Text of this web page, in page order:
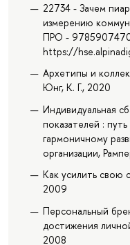
22734 - Зачем
измерению
ПРО -
https://
Архетипы и
Юнг, К. Г., 2020
Индивидуальная
показателей :
гармоничному
организации,
Как усилить свою
2009
Персональный
достижения
2008